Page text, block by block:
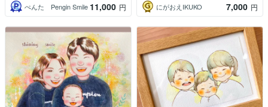
ぺんた Pengin Smile 11,000 円 にがおえIKUKO 7,000 円